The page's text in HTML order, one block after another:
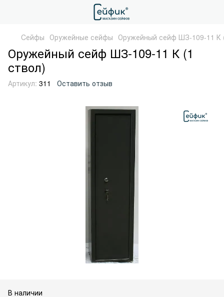
Cейфы Оружейные сейфы Оружейный сейф ШЗ-109-11 К
Оружейный сейф ШЗ-109-11 К (1
ствол)
Артикул: 311 Оставить отзыв
В наличии